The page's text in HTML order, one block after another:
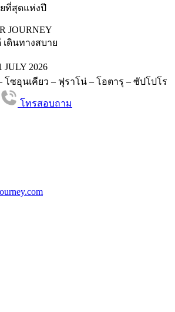
ที่สุดแห่งปี
JOURNEY
เดินทางสบาย
JULY 2026
โซอุนเคียว – ฟุราโน่ – โอตารุ – ซัปโปโร
โทรสอบถาม